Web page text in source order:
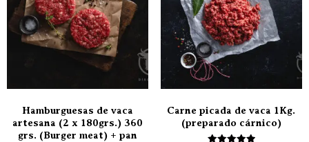
Hamburguesas de vaca
artesana (2 x 180grs.) 360
grs. (Burger meat) + pan
Carne picada de vaca 1Kg.
(preparado cárnico)